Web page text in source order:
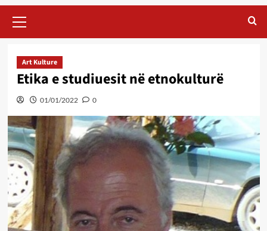
Menu
Art Kulture
Etika e studiuesit në etnokulturë
01/01/2022 0